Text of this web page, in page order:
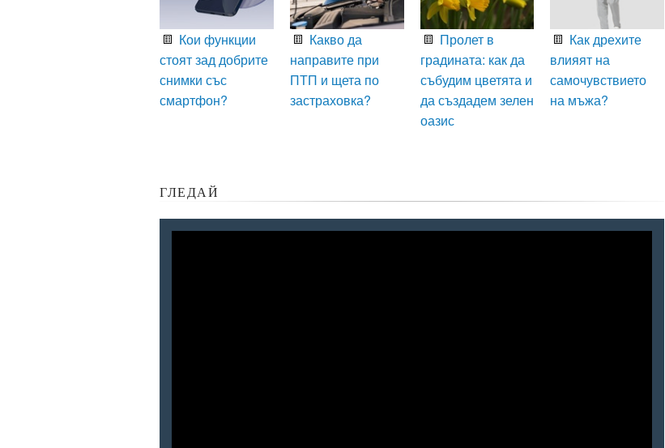
Кои функции
стоят зад добрите
снимки със
смартфон?
Какво да
направите при
ПТП и щета по
застраховка?
Пролет в
градината: как да
събудим цветята и
да създадем зелен
оазис
Как дрехите
влияят на
самочувствието
на мъжа?
ГЛЕДАЙ